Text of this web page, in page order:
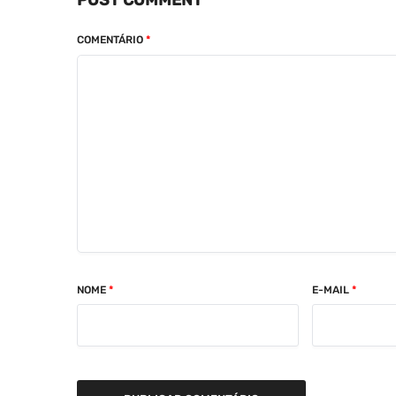
COMENTÁRIO *
NOME * E-MAIL*